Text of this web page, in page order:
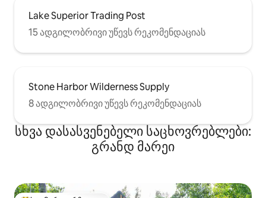
Lake Superior Trading Post
15 ადგილობრივი უწევს რეკომენდაციას
Stone Harbor Wilderness Supply
8 ადგილობრივი უწევს რეკომენდაციას
სხვა დასასვენებელი საცხოვრებლები:
გრანდ მარეი